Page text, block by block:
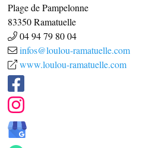
Plage de Pampelonne
83350 Ramatuelle
04 94 79 80 04
infos@loulou-ramatuelle.com
www.loulou-ramatuelle.com